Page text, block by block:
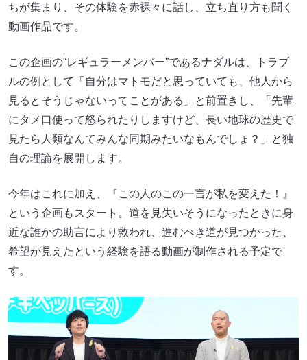
ちが集まり、その体験を赤裸々に話し、立ち直り方も聞く
動画作品です。
この企画の“レギュラーメンバー”であるナダルは、トラブ
ルの例として「自分はマトモだと思っていても、他人から
見るとそうじゃないってことがある」と前置きし、「先輩
にタメ口使って怒られたりしますけど、長い地球の歴史で
見たら人類なんてみんな同期みたいなもんでしょ？」と独
自の理論を展開します。
今年はこれに加え、『この人のこの一言が私を変えた！』
という企画もスタート。道を見失いそうになったときに身
近な誰かの助言により救われ、進むべき道が見つかった、
希望が見えたという経験を語る動画が制作される予定で
す。